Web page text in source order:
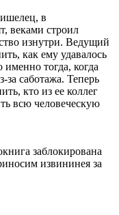
в
веками строил
изнутри. Ведущий
как ему удавалось
именно тогда, когда
за саботажа. Теперь
кто из ее коллег
всю человеческую
заблокирована
извининея за